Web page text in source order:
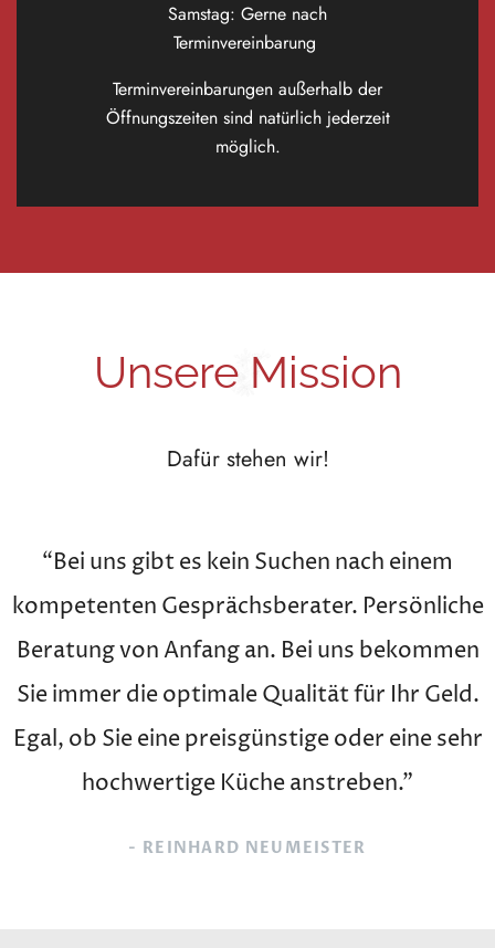
Samstag: Gerne nach
Terminvereinbarung
Terminvereinbarungen außerhalb der
Öffnungszeiten sind natürlich jederzeit
möglich.
Unsere Mission
Dafür stehen wir!
“Bei uns gibt es kein Suchen nach einem
kompetenten Gesprächsberater. Persönliche
Beratung von Anfang an. Bei uns bekommen
Sie immer die optimale Qualität für Ihr Geld.
Egal, ob Sie eine preisgünstige oder eine sehr
hochwertige Küche anstreben.”
- REINHARD NEUMEISTER